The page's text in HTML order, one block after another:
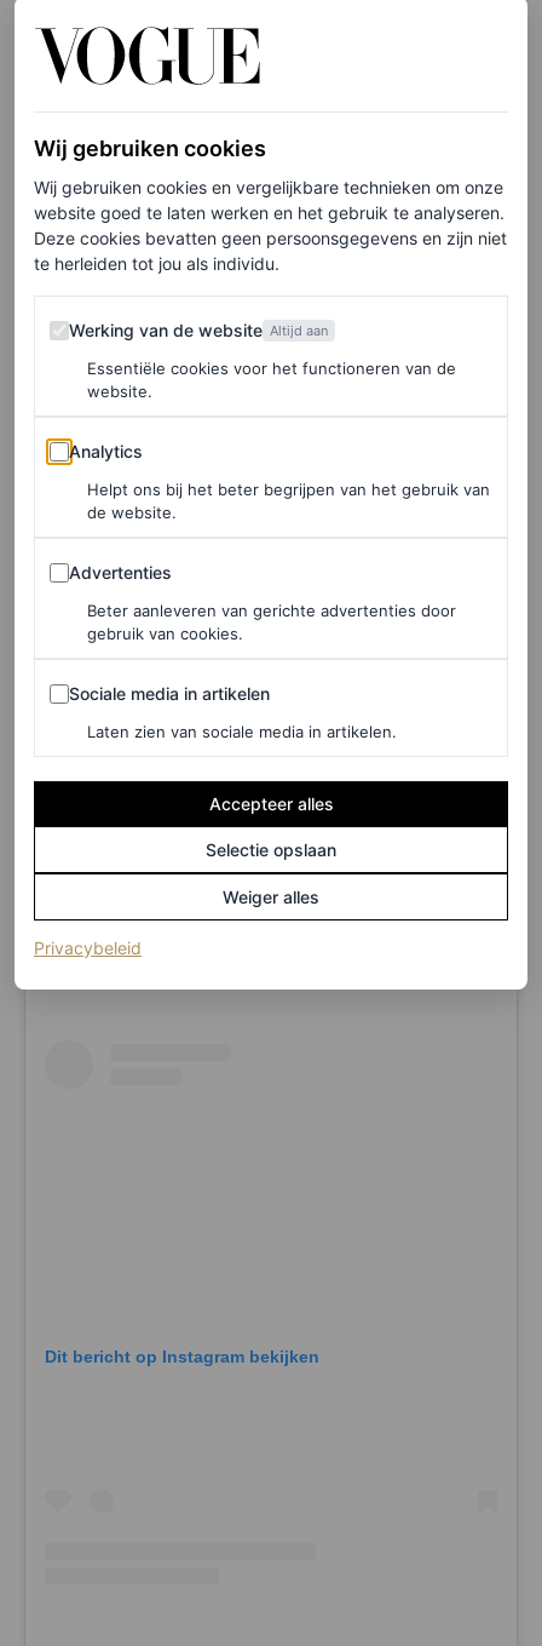
hairstylist Guido Palau over de subtiele aanpassingen aan
hun alledaagse haar. “Het waren slechts aanpassingen; er
waren geen grote statements.” De met logo’s verfraaide
gezichten waren immers het belangrijkst.
Dit bericht op Instagram bekijken
Wij gebruiken cookies
Wij gebruiken cookies en vergelijkbare technieken om onze
website goed te laten werken en het gebruik te analyseren.
Deze cookies bevatten geen persoonsgegevens en zijn niet
te herleiden tot jou als individu.
Werking van de website
Werking van de website Altijd aan
Essentiële cookies voor het functioneren van de
website.
Analytics
Analytics
Helpt ons bij het beter begrijpen van het gebruik van
de website.
Advertenties
Advertenties
Beter aanleveren van gerichte advertenties door
gebruik van cookies.
Sociale media in artikelen
Sociale media in artikelen
Laten zien van sociale media in artikelen.
Accepteer alles
Selectie opslaan
Weiger alles
Privacybeleid